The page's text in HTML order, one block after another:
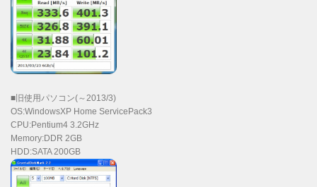
■旧使用パソコン(～2013/3)
OS:WindowsXP Home ServicePack3
CPU:Pentium4 3.2GHz
Memory:DDR 2GB
HDD:SATA 200GB